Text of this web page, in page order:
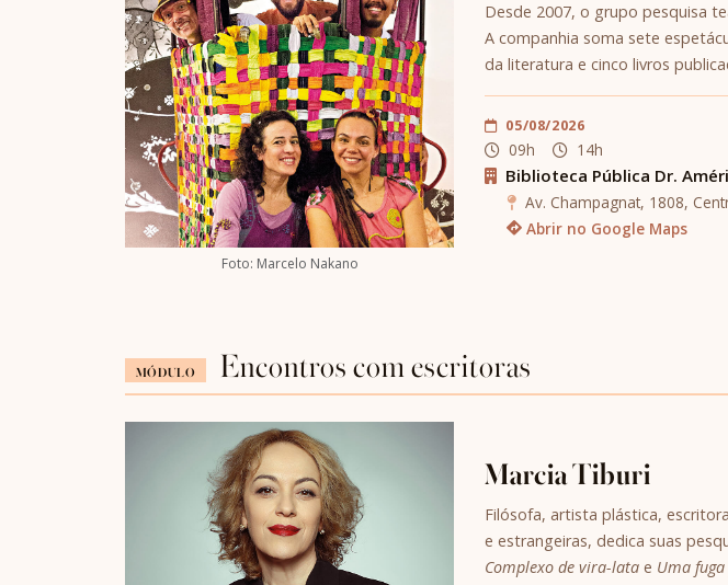
Foto: Marcelo Nakano
Desde 2007, o grupo pesquisa
A companhia soma sete
da literatura e cinco livros
05/08/2026
09h 14h
Biblioteca Pública Dr.
Av. Champagnat, 1808,
Abrir no Google Maps
MÓDULO Encontros com escritoras
Marcia Tiburi
Filósofa, artista plástica,
e estrangeiras, dedica suas
Complexo de vira-lata e Uma